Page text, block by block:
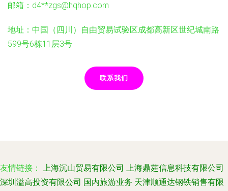
邮箱：d4**zgs@hqhop.com
地址：中国（四川）自由贸易试验区成都高新区世纪城南路
599号6栋11层3号
联系我们
友情链接： 上海沉山贸易有限公司 上海鼎莛信息科技有限公司
深圳溢高投资有限公司 国内旅游业务 天津顺通达钢铁销售有限